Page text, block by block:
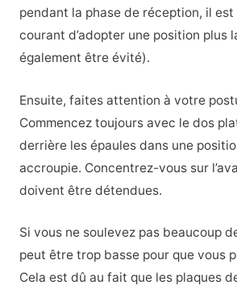
pendant la phase de réception, il est
courant d’adopter une position plus
également être évité).
Ensuite, faites attention à votre
Commencez toujours avec le dos
derrière les épaules dans une
accroupie. Concentrez-vous sur
doivent être détendues.
Si vous ne soulevez pas beaucoup
peut être trop basse pour que vous
Cela est dû au fait que les plaques